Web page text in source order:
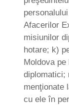
Afacerilor
misiunilor
hotare; k)
Moldova
diplomatici;
menţionate
cu ele în